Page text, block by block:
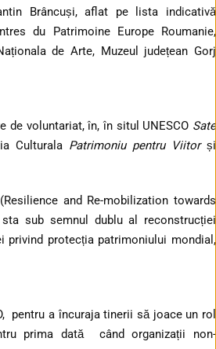
Brâncuși, aflat pe lista indicativă
du Patrimoine Europe Roumanie,
de Arte, Muzeul județean Gorj
de voluntariat, în, în situl UNESCO Sate
Culturala Patrimoniu pentru Viitor și
and Re-mobilization towards
sub semnul dublu al reconstrucției
protecția patrimoniului mondial,
pentru a încuraja tinerii să joace un rol
prima dată când organizații non-